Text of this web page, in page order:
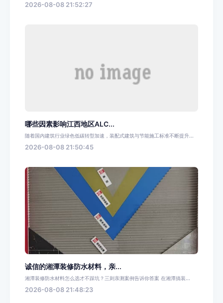
2026-08-08 21:52:27
哪些因素影响江西地区ALC...
随着国内建筑行业绿色低碳转型加速，装配式建筑与节能施工标准不断提升...
2026-08-08 21:50:45
诚信的湘潭装修防水材料，亲...
湘潭装修防水材料怎么选才不踩坑？三则亲测案例告诉你答案 在湘潭搞装...
2026-08-08 21:48:23